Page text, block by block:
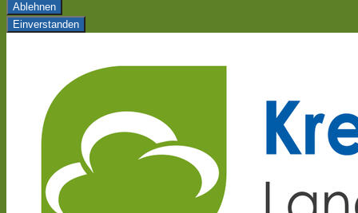
Ablehnen
Einverstanden